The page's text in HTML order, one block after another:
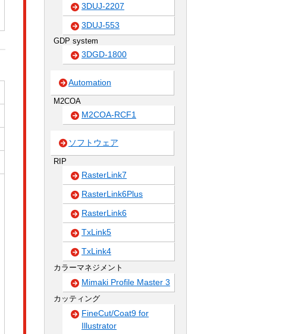
3DUJ-2207
3DUJ-553
GDP system
3DGD-1800
Automation
M2COA
M2COA-RCF1
ソフトウェア
RIP
RasterLink7
RasterLink6Plus
RasterLink6
TxLink5
TxLink4
カラーマネジメント
Mimaki Profile Master 3
カッティング
FineCut/Coat9 for
Illustrator